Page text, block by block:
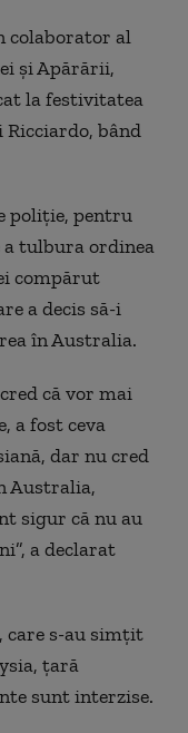
colaborator al
şi Apărării,
la festivitatea
bând
poliţie, pentru
a tulbura ordinea
compărut
a decis să-i
în Australia.
că vor mai
a fost ceva
dar nu cred
Australia,
sigur că nu au
a declarat
care s-au simţit
ţară
sunt interzise.